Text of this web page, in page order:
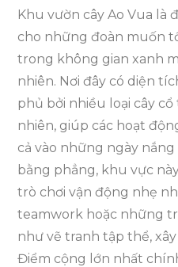
Khu vườn cây Ao Vua là
cho những đoàn muốn
trong không gian xanh
nhiên. Nơi đây có diện
phủ bởi nhiều loại cây
nhiên, giúp các hoạt
cả vào những ngày
bằng phẳng, khu vực
trò chơi vận động nhẹ
teamwork hoặc những
như vẽ tranh tập thể,
Điểm cộng lớn nhất